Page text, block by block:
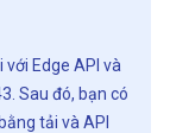
Edge API và
Sau đó, bạn có
tải và API